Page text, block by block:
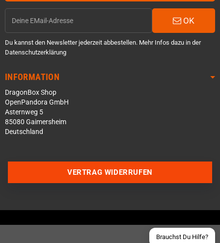
OK
Du kannst den Newsletter jederzeit abbestellen. Mehr Infos dazu in der
Datenschutzerklärung
INFORMATION
DragonBox Shop
OpenPandora GmbH
Asternweg 5
85080 Gaimersheim
Deutschland
Brauchst Du Hilfe?
Schick uns eine eMail
VERTRAG WIDERRUFEN